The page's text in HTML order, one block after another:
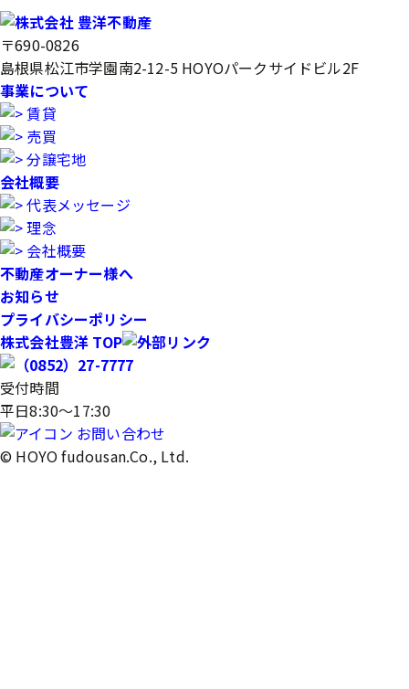
〒690-0826
島根県松江市学園南2-12-5 HOYOパークサイドビル2F
事業について
賃貸
売買
分譲宅地
会社概要
代表メッセージ
理念
会社概要
不動産オーナー様へ
お知らせ
プライバシーポリシー
株式会社豊洋 TOP
受付時間
平日8:30～17:30
お問い合わせ
© HOYO fudousan.Co., Ltd.